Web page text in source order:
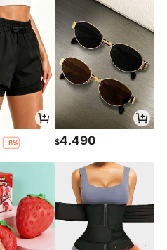
-8% $4.490